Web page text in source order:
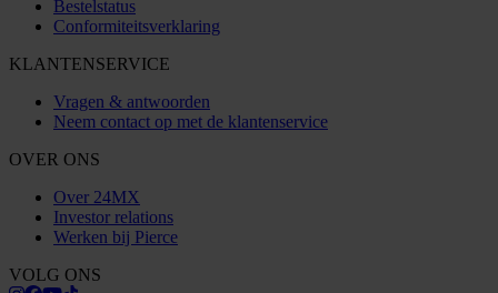
Bestelstatus
Conformiteitsverklaring
KLANTENSERVICE
Vragen & antwoorden
Neem contact op met de klantenservice
OVER ONS
Over 24MX
Investor relations
Werken bij Pierce
VOLG ONS